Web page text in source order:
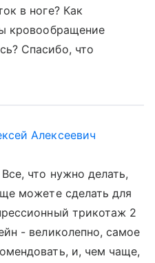
в ноге? Как
кровообращение
Спасибо, что
Алексеевич
что нужно делать,
можете сделать для
трикотаж 2
- великолепно, самое
и, чем чаще,